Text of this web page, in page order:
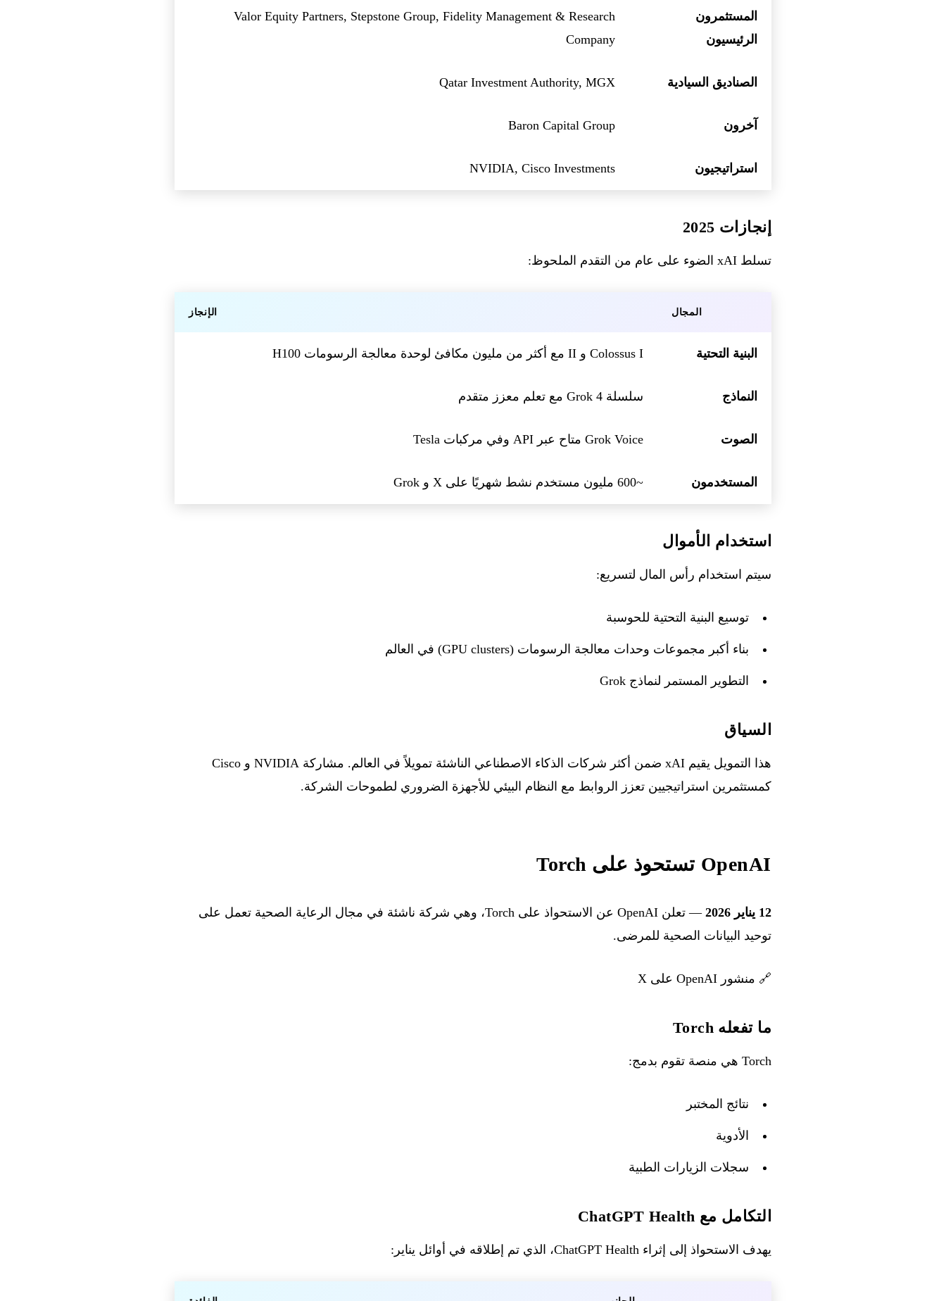
المستثمرون
الرئيسيون
Valor Equity Partners, Stepstone Group, Fidelity Management & Research
Company
الصناديق السيادية Qatar Investment Authority, MGX
آخرون Baron Capital Group
استراتيجيون NVIDIA, Cisco Investments
إنجازات 2025
تسلط xAI الضوء على عام من التقدم الملحوظ:
المجال الإنجاز
البنية التحتية Colossus I و II مع أكثر من مليون مكافئ لوحدة معالجة الرسومات H100
النماذج سلسلة Grok 4 مع تعلم معزز متقدم
الصوت Grok Voice متاح عبر API وفي مركبات Tesla
المستخدمون ~600 مليون مستخدم نشط شهريًا على X و Grok
استخدام الأموال
سيتم استخدام رأس المال لتسريع:
توسيع البنية التحتية للحوسبة
بناء أكبر مجموعات وحدات معالجة الرسومات (GPU clusters) في العالم
التطوير المستمر لنماذج Grok
السياق
هذا التمويل يقيم xAI ضمن أكثر شركات الذكاء الاصطناعي الناشئة تمويلاً في العالم. مشاركة NVIDIA و Cisco
كمستثمرين استراتيجيين تعزز الروابط مع النظام البيئي للأجهزة الضروري لطموحات الشركة.
OpenAI تستحوذ على Torch
12 يناير 2026
— تعلن OpenAI عن الاستحواذ على Torch، وهي شركة ناشئة في مجال الرعاية الصحية تعمل على
توحيد البيانات الصحية للمرضى.
🔗 منشور OpenAI على X
ما تفعله Torch
Torch هي منصة تقوم بدمج:
نتائج المختبر
الأدوية
سجلات الزيارات الطبية
التكامل مع ChatGPT Health
يهدف الاستحواذ إلى إثراء ChatGPT Health، الذي تم إطلاقه في أوائل يناير: